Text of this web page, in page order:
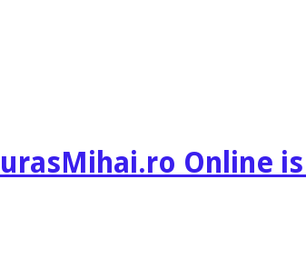
Online